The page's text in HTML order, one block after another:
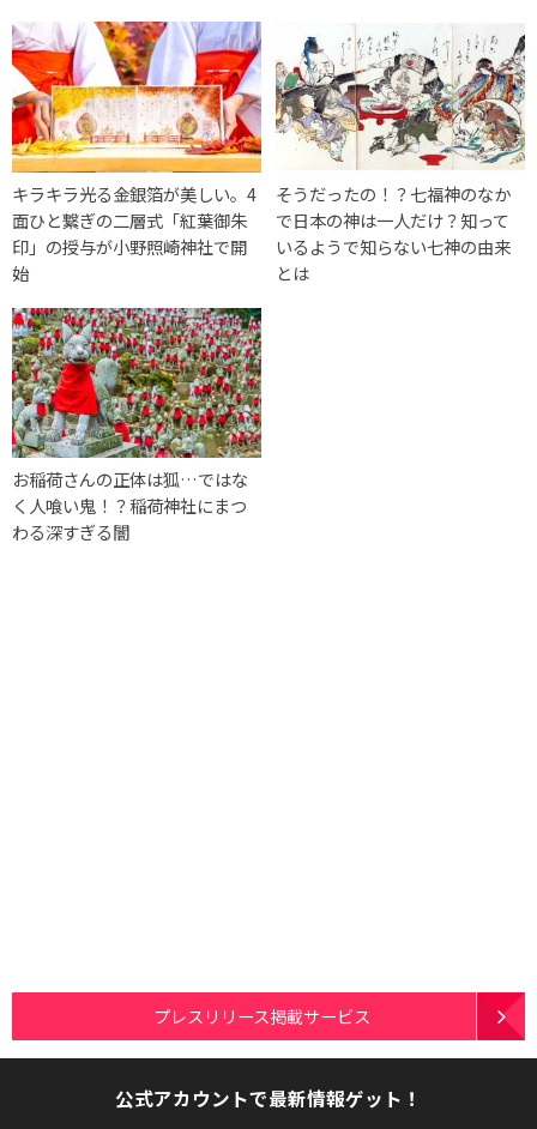
キラキラ光る金銀箔が美しい。4
面ひと繋ぎの二層式「紅葉御朱
印」の授与が小野照崎神社で開
始
そうだったの！？七福神のなか
で日本の神は一人だけ？知って
いるようで知らない七神の由来
とは
お稲荷さんの正体は狐…ではな
く人喰い鬼！？稲荷神社にまつ
わる深すぎる闇
プレスリリース掲載サービス
公式アカウントで最新情報ゲット！